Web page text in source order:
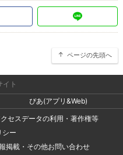
ページの先頭へ
イト
ぴあ(アプリ&Web)
セスデータの利用・著作権等
シー
掲載・その他お問い合わせ